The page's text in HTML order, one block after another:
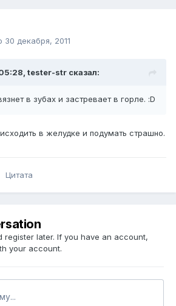
30 декабря, 2011
tester-str сказал:
в зубах и застревает в горле. :D
в желудке и подумать страшно.
Цитата
register later. If you have an account,
your account.